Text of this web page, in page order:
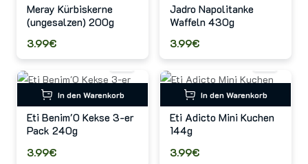
Meray Kürbiskerne
(ungesalzen) 200g
3.99€
Jadro Napolitanke
Waffeln 430g
3.99€
In den Warenkorb
Eti Benim'O Kekse 3-er
Pack 240g
3.99€
In den Warenkorb
Eti Adicto Mini Kuchen
144g
3.99€